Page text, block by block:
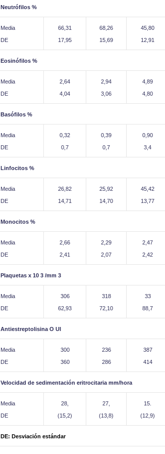
Neutrófilos %
Media
DE
66,31
17,95
68,26
15,69
45,80
12,91
Eosinófilos %
Media
DE
2,64
4,04
2,94
3,06
4,89
4,80
Basófilos %
Media
DE
0,32
0,7
0,39
0,7
0,90
3,4
Linfocitos %
Media
DE
26,82
14,71
25,92
14,70
45,42
13,77
Monocitos %
Media
DE
2,66
2,41
2,29
2,07
2,47
2,42
Plaquetas x 10 3 /mm 3
Media
DE
306
62,93
318
72,10
33
88,7
Antiestreptolisina O UI
Media
DE
300
360
236
286
387
414
Velocidad de sedimentación eritrocitaria mm/hora
Media
DE
28,
(15,2)
27,
(13,8)
15.
(12,9)
DE: Desviación estándar